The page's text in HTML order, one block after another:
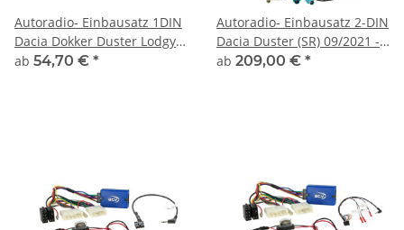
Autoradio- Einbausatz 1DIN
Dacia Dokker Duster Lodgy
Sandero ab 2012 piano
ab 54,70 € *
Autoradio- Einbausatz 2-DIN
Dacia Duster (SR) 09/2021 -
2024
ab 209,00 € *